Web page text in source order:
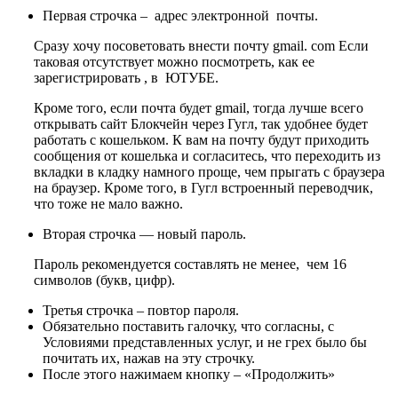
Первая строчка – адрес электронной почты.
Сразу хочу посоветовать внести почту gmail. com Если
таковая отсутствует можно посмотреть, как ее
зарегистрировать , в ЮТУБЕ.
Кроме того, если почта будет gmail, тогда лучше всего
открывать сайт Блокчейн через Гугл, так удобнее будет
работать с кошельком. К вам на почту будут приходить
сообщения от кошелька и согласитесь, что переходить из
вкладки в кладку намного проще, чем прыгать с браузера
на браузер. Кроме того, в Гугл встроенный переводчик,
что тоже не мало важно.
Вторая строчка — новый пароль.
Пароль рекомендуется составлять не менее, чем 16
символов (букв, цифр).
Третья строчка – повтор пароля.
Обязательно поставить галочку, что согласны, с
Условиями представленных услуг, и не грех было бы
почитать их, нажав на эту строчку.
После этого нажимаем кнопку – «Продолжить»